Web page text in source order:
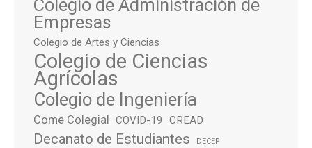
Colegio de Administración de
Empresas
Colegio de Artes y Ciencias
Colegio de Ciencias
Agrícolas
Colegio de Ingeniería
Come Colegial COVID-19 CREAD
Decanato de Estudiantes DECEP